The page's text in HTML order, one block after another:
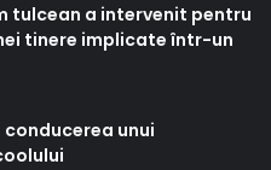
tulcean a intervenit pentru
tinere implicate într-un
unui